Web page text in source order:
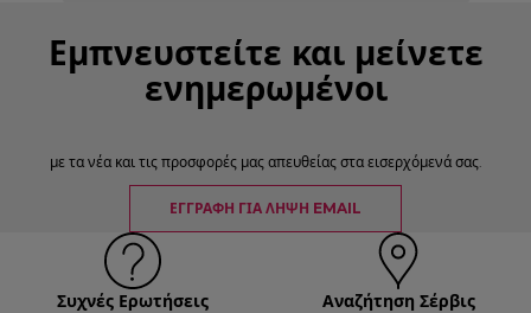
Εμπνευστείτε και μείνετε
ενημερωμένοι
με τα νέα και τις προσφορές μας απευθείας στα εισερχόμενά σας.
ΕΓΓΡΑΦΉ ΓΙΑ ΛΉΨΗ EMAIL
Συχνές Ερωτήσεις Αναζήτηση Σέρβις